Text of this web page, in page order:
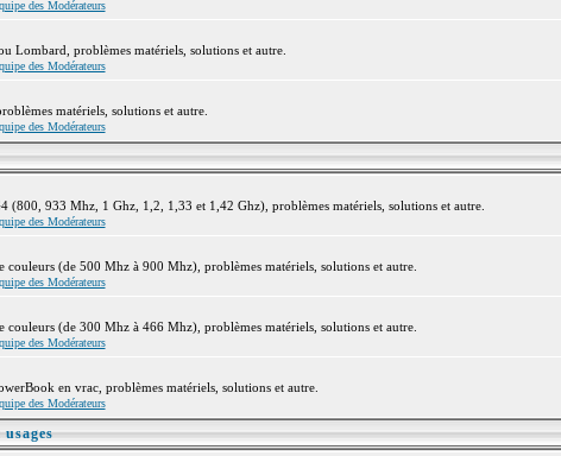
des Modérateurs
Lombard, problèmes matériels, solutions et autre.
des Modérateurs
matériels, solutions et autre.
des Modérateurs
(800, 933 Mhz, 1 Ghz, 1,2, 1,33 et 1,42 Ghz), problèmes matériels, solutions et autre.
des Modérateurs
couleurs (de 500 Mhz à 900 Mhz), problèmes matériels, solutions et autre.
des Modérateurs
couleurs (de 300 Mhz à 466 Mhz), problèmes matériels, solutions et autre.
des Modérateurs
en vrac, problèmes matériels, solutions et autre.
des Modérateurs